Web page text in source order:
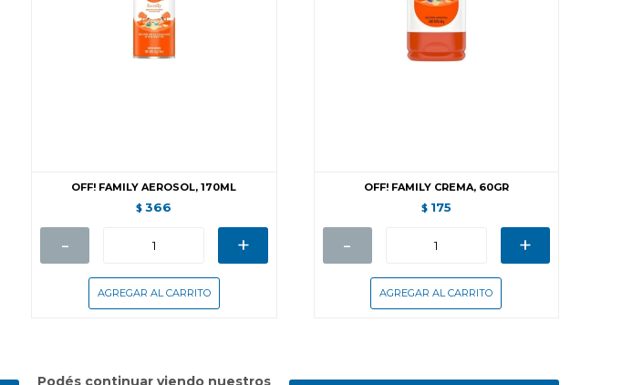
OFF! FAMILY AEROSOL, 170ML
$ 366
- +
OFF! FAMILY CREMA, 60GR
$ 175
- +
Podés continuar viendo nuestros